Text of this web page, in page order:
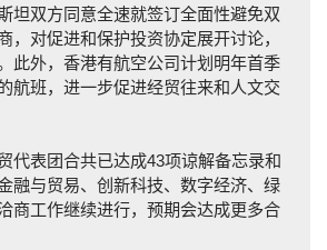
坦双方同意全速就签订全面性避免双
，对促进和保护投资协定展开讨论，
此外，香港有航空公司计划明年首季
航班，进一步促进经贸往来和人文交
代表团合共已达成43项谅解备忘录和
融与贸易、创新科技、数字经济、绿
商工作继续进行，预期会达成更多合